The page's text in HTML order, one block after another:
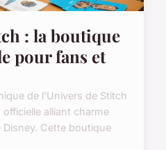
: la boutique
pour fans et
de l'Univers de Stitch
alliant charme
Cette boutique